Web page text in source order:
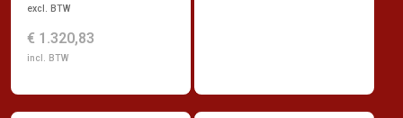
excl. BTW
€ 1.320,83
incl. BTW